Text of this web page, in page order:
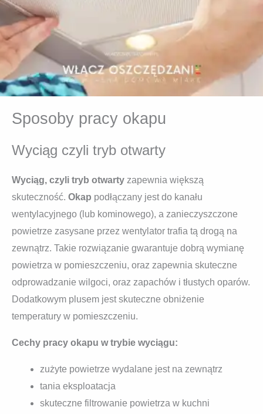
Sposoby pracy okapu
Wyciąg czyli tryb otwarty
Wyciąg, czyli tryb otwarty zapewnia większą
skuteczność. Okap podłączany jest do kanału
wentylacyjnego (lub kominowego), a zanieczyszczone
powietrze zasysane przez wentylator trafia tą drogą na
zewnątrz. Takie rozwiązanie gwarantuje dobrą wymianę
powietrza w pomieszczeniu, oraz zapewnia skuteczne
odprowadzanie wilgoci, oraz zapachów i tłustych oparów.
Dodatkowym plusem jest skuteczne obniżenie
temperatury w pomieszczeniu.
Cechy pracy okapu w trybie wyciągu:
zużyte powietrze wydalane jest na zewnątrz
tania eksploatacja
skuteczne filtrowanie powietrza w kuchni